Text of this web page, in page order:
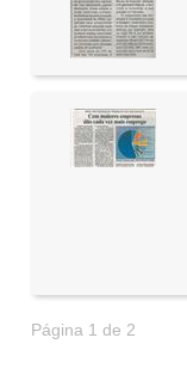
Página 1 de 2